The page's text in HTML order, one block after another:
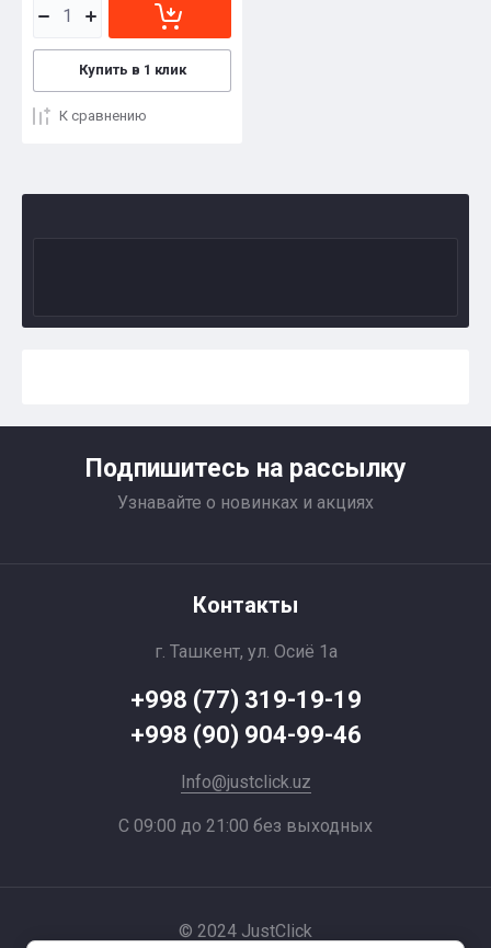
Купить в 1 клик
К сравнению
Подпишитесь на рассылку
Узнавайте о новинках и акциях
Контакты
г. Ташкент, ул. Осиё 1a
+998 (77) 319-19-19
+998 (90) 904-99-46
Info@justclick.uz
С 09:00 до 21:00 без выходных
© 2024 JustClick